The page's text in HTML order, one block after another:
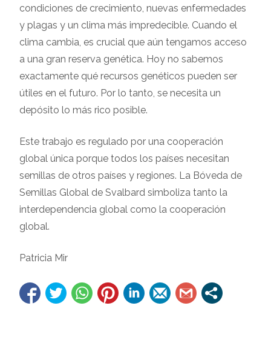
condiciones de crecimiento, nuevas enfermedades
y plagas y un clima más impredecible. Cuando el
clima cambia, es crucial que aún tengamos acceso
a una gran reserva genética. Hoy no sabemos
exactamente qué recursos genéticos pueden ser
útiles en el futuro. Por lo tanto, se necesita un
depósito lo más rico posible.
Este trabajo es regulado por una cooperación
global única porque todos los países necesitan
semillas de otros países y regiones. La Bóveda de
Semillas Global de Svalbard simboliza tanto la
interdependencia global como la cooperación
global.
Patricia Mir